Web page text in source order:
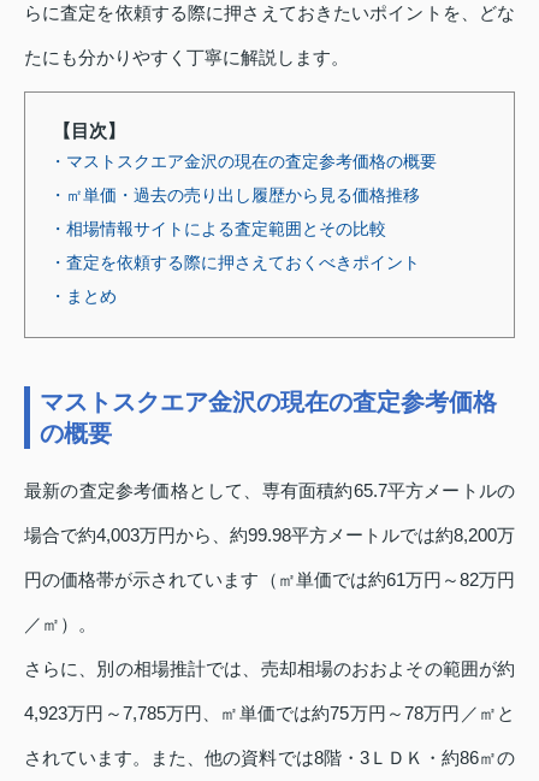
らに査定を依頼する際に押さえておきたいポイントを、どな
たにも分かりやすく丁寧に解説します。
【目次】
・マストスクエア金沢の現在の査定参考価格の概要
・㎡単価・過去の売り出し履歴から見る価格推移
・相場情報サイトによる査定範囲とその比較
・査定を依頼する際に押さえておくべきポイント
・まとめ
マストスクエア金沢の現在の査定参考価格
の概要
最新の査定参考価格として、専有面積約65.7平方メートルの
場合で約4,003万円から、約99.98平方メートルでは約8,200万
円の価格帯が示されています（㎡単価では約61万円～82万円
／㎡）。
さらに、別の相場推計では、売却相場のおおよその範囲が約
4,923万円～7,785万円、㎡単価では約75万円～78万円／㎡と
されています。また、他の資料では8階・3ＬＤＫ・約86㎡の